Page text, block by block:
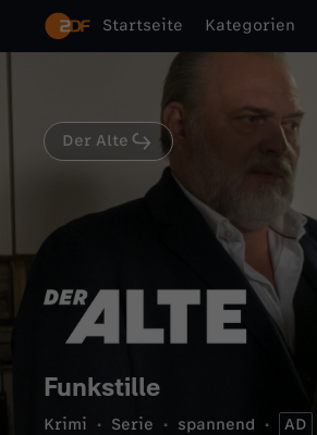
Startseite Kategorien
Der Alte
Funkstille
Krimi Serie spannend AD